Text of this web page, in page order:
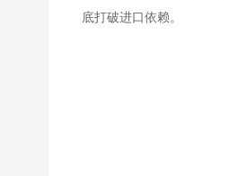
底打破进口依赖。